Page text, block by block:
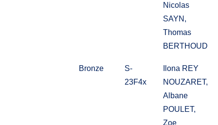
Nicolas
SAYN,
Thomas
BERTHOUD
Bronze
S-
23F4x
Ilona REY
NOUZARET,
Albane
POULET,
Zoe